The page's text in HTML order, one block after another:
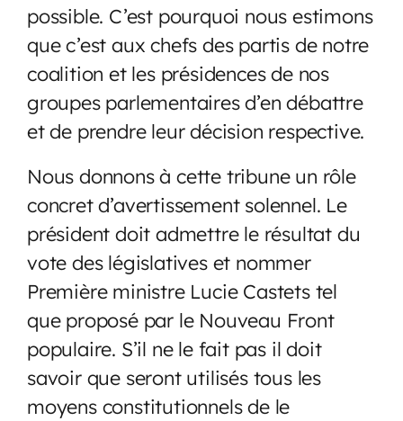
possible. C’est pourquoi nous estimons
que c’est aux chefs des partis de notre
coalition et les présidences de nos
groupes parlementaires d’en débattre
et de prendre leur décision respective.
Nous donnons à cette tribune un rôle
concret d’avertissement solennel. Le
président doit admettre le résultat du
vote des législatives et nommer
Première ministre Lucie Castets tel
que proposé par le Nouveau Front
populaire. S’il ne le fait pas il doit
savoir que seront utilisés tous les
moyens constitutionnels de le